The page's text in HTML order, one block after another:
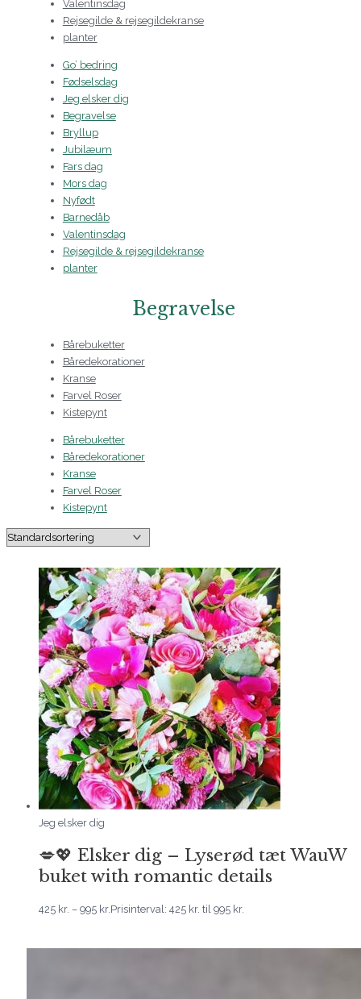
Valentinsdag
Rejsegilde & rejsegildekranse
planter
Go’ bedring
Fødselsdag
Jeg elsker dig
Begravelse
Bryllup
Jubilæum
Fars dag
Mors dag
Nyfødt
Barnedåb
Valentinsdag
Rejsegilde & rejsegildekranse
planter
Begravelse
Bårebuketter
Båredekorationer
Kranse
Farvel Roser
Kistepynt
Bårebuketter
Båredekorationer
Kranse
Farvel Roser
Kistepynt
Jeg elsker dig
💋💖 Elsker dig – Lyserød tæt WauW
buket with romantic details
425 kr. – 995 kr.Prisinterval: 425 kr. til 995 kr.